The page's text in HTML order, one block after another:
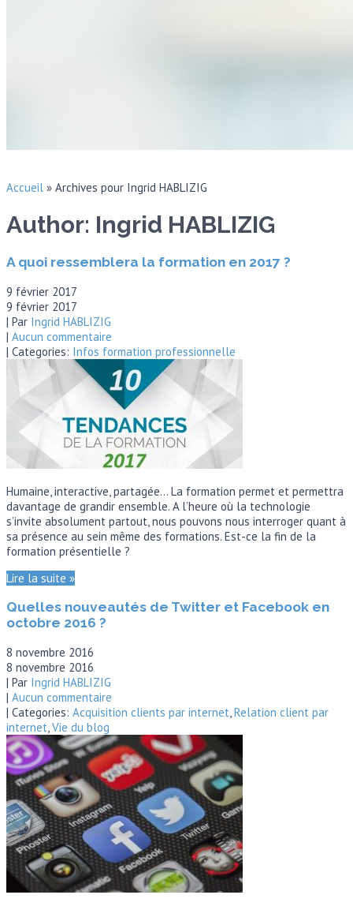
Accueil » Archives pour Ingrid HABLIZIG
Author: Ingrid HABLIZIG
A quoi ressemblera la formation en 2017 ?
9 février 2017
9 février 2017
| Par Ingrid HABLIZIG
| Aucun commentaire
| Categories: Infos formation professionnelle
Humaine, interactive, partagée… La formation permet et permettra
davantage de grandir ensemble. A l’heure où la technologie
s’invite absolument partout, nous pouvons nous interroger quant à
sa présence au sein même des formations. Est-ce la fin de la
formation présentielle ?
Lire la suite »
Quelles nouveautés de Twitter et Facebook en
octobre 2016 ?
8 novembre 2016
8 novembre 2016
| Par Ingrid HABLIZIG
| Aucun commentaire
| Categories: Acquisition clients par internet,Relation client par
internet,Vie du blog